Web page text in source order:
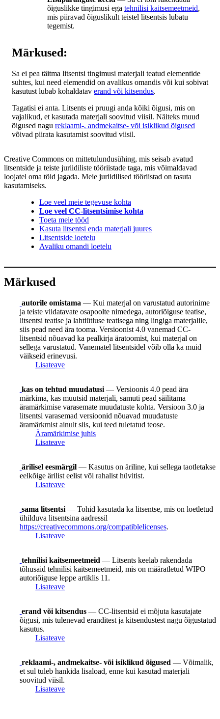
õiguslikke tingimusi ega tehnilisi kaitsemeetmeid,
mis piiravad õiguslikult teistel litsentsis lubatu
tegemist.
Märkused:
Sa ei pea täitma litsentsi tingimusi materjali teatud elementide
suhtes, kui need elemendid on avalikus omandis või kui sobivat
kasutust lubab kohaldatav erand või kitsendus.
Tagatisi ei anta. Litsents ei pruugi anda kõiki õigusi, mis on
vajalikud, et kasutada materjali soovitud viisil. Näiteks muud
õigused nagu reklaami-, andmekaitse- või isiklikud õigused
võivad piirata kasutamist soovitud viisil.
Creative Commons on mittetulundusühing, mis seisab avatud
litsentside ja teiste juriidiliste tööriistade taga, mis võimaldavad
loojatel oma töid jagada. Meie juriidilised tööriistad on tasuta
kasutamiseks.
Loe veel meie tegevuse kohta
Loe veel CC-litsentsimise kohta
Toeta meie tööd
Kasuta litsentsi enda materjali juures
Litsentside loetelu
Avaliku omandi loetelu
Märkused
autorile omistama — Kui materjal on varustatud autorinime
ja teiste viidatavate osapoolte nimedega, autoriõiguse teatise,
litsentsi teatise ja lahtiütluse teatisega ning lingiga materjalile,
siis pead need ära tooma. Versioonist 4.0 vanemad CC-
litsentsid nõuavad ka pealkirja äratoomist, kui materjal on
sellega varustatud. Vanematel litsentsidel võib olla ka muid
väikseid erinevusi.
Lisateave
kas on tehtud muudatusi — Versioonis 4.0 pead ära
märkima, kas muutsid materjali, samuti pead säilitama
äramärkimise varasemate muudatuste kohta. Versioon 3.0 ja
litsentsi varasemad versioonid nõuavad muudatuste
äramärkmist ainult siis, kui teed tuletatud teose.
Äramärkimise juhis
Lisateave
ärilisel eesmärgil — Kasutus on äriline, kui sellega taotletakse
eelkõige ärilist eelist või rahalist hüvitist.
Lisateave
sama litsentsi — Tohid kasutada ka litsentse, mis on loetletud
ühilduva litsentsina aadressil
https://creativecommons.org/compatiblelicenses.
Lisateave
tehnilisi kaitsemeetmeid — Litsents keelab rakendada
tõhusaid tehnilisi kaitsemeetmeid, mis on määratletud WIPO
autoriõiguse leppe artiklis 11.
Lisateave
erand või kitsendus — CC-litsentsid ei mõjuta kasutajate
õigusi, mis tulenevad eranditest ja kitsendustest nagu õigustatud
kasutus.
Lisateave
reklaami-, andmekaitse- või isiklikud õigused — Võimalik,
et sul tuleb hankida lisaload, enne kui kasutad materjali
soovitud viisil.
Lisateave